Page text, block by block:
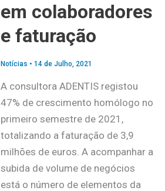
em colaboradores
e faturação
Notícias • 14 de Julho, 2021
A consultora ADENTIS registou
47% de crescimento homólogo no
primeiro semestre de 2021,
totalizando a faturação de 3,9
milhões de euros. A acompanhar a
subida de volume de negócios
está o número de elementos da